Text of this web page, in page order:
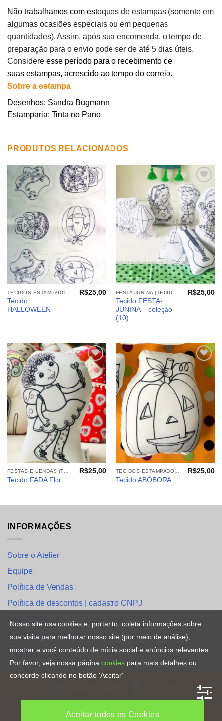
Não trabalhamos com estoques de estampas (somente em
algumas ocasiões especiais ou em pequenas
quantidades). Assim, após sua encomenda, o tempo de
preparação para o envio pode ser de até 5 dias úteis.
Considere esse período para o recebimento de
suas estampas, acrescido ao tempo do correio.
Sobre a estampa
Desenhos: Sandra Bugmann
Estamparia: Tinta no Pano
PRODUTOS RELACIONADOS
Adicionar
desejos
Tecido
HALLOWEEN
R$25,00
Adicionar
aos
meus
desejos
Tecido FESTA-
JUNINA – coleção
(10)
R$25,00
Adicionar
aos
meus
desejos
Tecido FADA Flor
R$25,00
Adicionar
meus
desejos
Tecido ABÓBORA
R$25,00
INFORMAÇÕES
Sobre o Atelier
Equipe
Política de Vendas
Política de descontos | cadastro CNPJ
Avalie a sua compra
Contato
Nosso site usa cookies e, portanto, coleta informações sobre
sua visita para melhorar nosso site (por meio de análise),
mostrar a você conteúdo de mídia social e anúncios relevantes.
Por favor, veja nossa página cookies para mais detalhes ou
concorde clicando no botão 'Aceitar'
Aceitar todos os Cookies